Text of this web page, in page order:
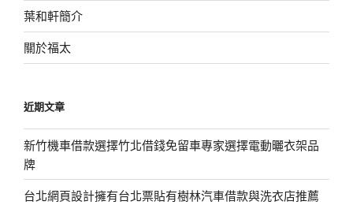
葉和軒簡介
關於福太
近期文章
新竹機車借款選擇竹北借錢免留車專家選擇電動曬衣架品
牌
台北網頁設計擁有台北票貼有樹林汽車借款與洗衣店推薦